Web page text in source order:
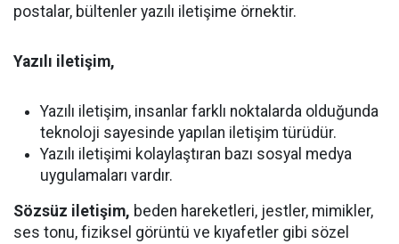
postalar, bültenler yazılı iletişime örnektir.
Yazılı iletişim,
Yazılı iletişim, insanlar farklı noktalarda olduğunda
teknoloji sayesinde yapılan iletişim türüdür.
Yazılı iletişimi kolaylaştıran bazı sosyal medya
uygulamaları vardır.
Sözsüz iletişim, beden hareketleri, jestler, mimikler,
ses tonu, fiziksel görüntü ve kıyafetler gibi sözel